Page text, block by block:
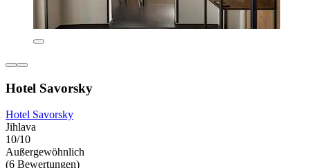
Hotel Savorsky
Hotel Savorsky
Jihlava
10/10
Außergewöhnlich
(6 Bewertungen)